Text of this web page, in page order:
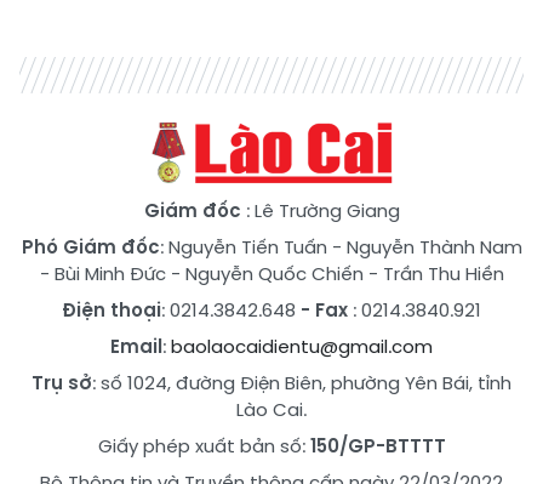
Giám đốc : Lê Trường Giang
Phó Giám đốc:Nguyễn Tiến Tuấn - Nguyễn Thành Nam
- Bùi Minh Đức- Nguyễn Quốc Chiến - Trần Thu Hiền
Điện thoại: 0214.3842.648 - Fax : 0214.3840.921
Email:baolaocaidientu@gmail.com
Trụ sở: số 1024, đường Điện Biên, phường Yên Bái, tỉnh
Lào Cai.
Giấy phép xuất bản số:150/GP-BTTTT